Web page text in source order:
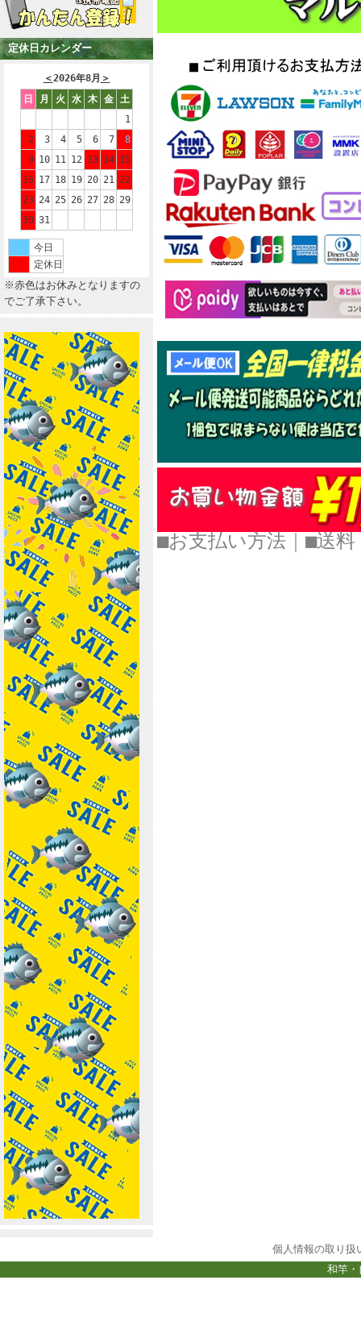
定休日カレンダー
＜2026年8月 ＞
日
月 火 水 木 金
土
1
2
3 4 5 6 7
8
9 10 11 12 13 14 15
16 17 18 19 20 21 22
23 24 25 26 27 28 29
30 31
今日
定休日
※赤色はお休みとなりますの
でご了承下さい。
■お支払い方法 ■
個人情報の取り扱
和竿・